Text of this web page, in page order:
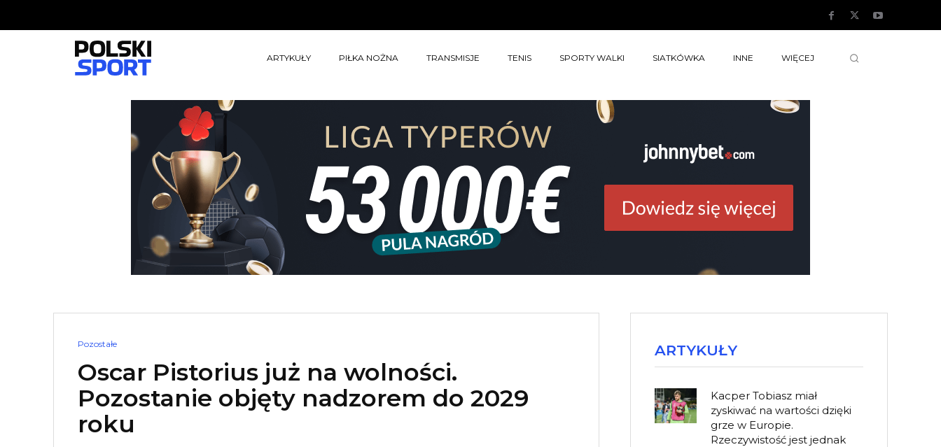
ARTYKUŁY PIŁKA NOŻNA TRANSMISJE TENIS SPORTY WALKI SIATKÓWKA INNE WIĘCEJ
Pozostałe
Oscar Pistorius już na wolności.
Pozostanie objęty nadzorem do 2029
roku
ARTYKUŁY
Kacper Tobiasz miał
zyskiwać na wartości dzięki
grze w Europie.
Rzeczywistość jest jednak